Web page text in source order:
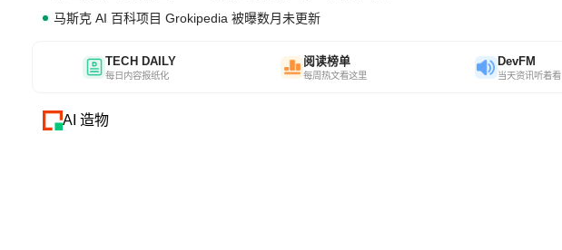
马斯克 AI 百科项目 Grokipedia 被曝数月未更新
TECH DAILY
每日内容报纸化
阅读榜单
每周热文看这里
DevFM
当天资讯听着看
AI 造物